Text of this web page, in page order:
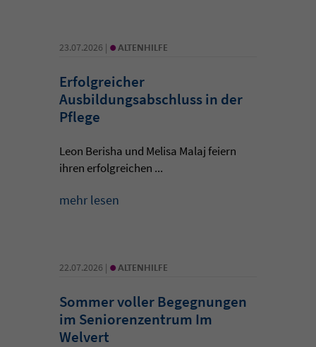
23.07.2026 | • ALTENHILFE
Erfolgreicher
Ausbildungsabschluss in der
Pflege
Leon Berisha und Melisa Malaj feiern
ihren erfolgreichen ...
mehr lesen
22.07.2026 | • ALTENHILFE
Sommer voller Begegnungen
im Seniorenzentrum Im
Welvert